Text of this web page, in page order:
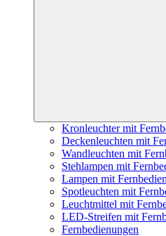
Kronleuchter mit
Deckenleuchten mit
Wandleuchten mit
Stehlampen mit
Lampen mit
Spotleuchten mit
Leuchtmittel mit
LED-Streifen mit
Fernbedienungen